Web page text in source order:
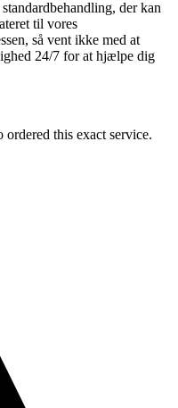
der kan
til vores
så vent ikke med at
24/7 for at hjælpe dig
this exact service.